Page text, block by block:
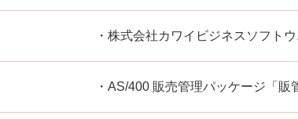
株式会社カワイビジネスソフト
AS/400 販売管理パッケージ「販